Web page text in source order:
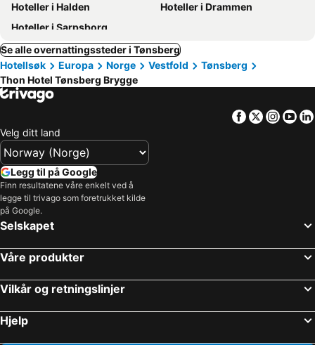
Hoteller i Halden
Hoteller i Drammen
Hoteller i Sarpsborg
Se alle overnattingssteder i Tønsberg
Hotellsøk
Europa Norge Vestfold
Tønsberg
Thon Hotel Tønsberg Brygge
Facebook
Twitter
Velg ditt land
Legg til på Google
Finn resultatene våre enkelt ved å
legge til trivago som foretrukket kilde
på Google.
Selskapet
Våre produkter
Vilkår og retningslinjer
Hjelp